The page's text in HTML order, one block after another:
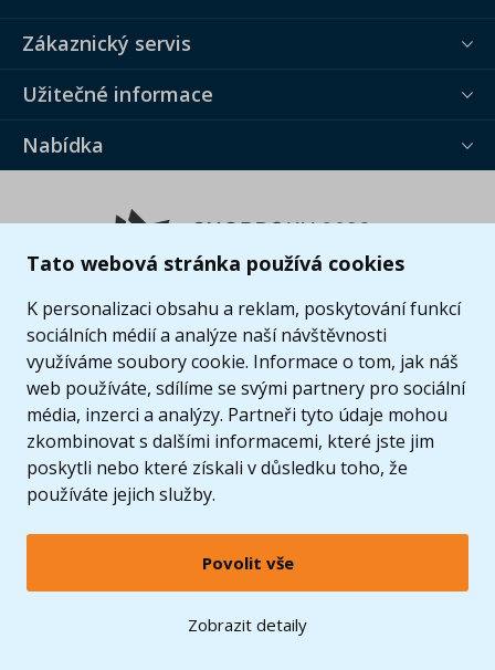
Tato webová stránka používá cookies
K personalizaci obsahu a reklam, poskytování funkcí
sociálních médií a analýze naší návštěvnosti
využíváme soubory cookie. Informace o tom, jak náš
web používáte, sdílíme se svými partnery pro sociální
média, inzerci a analýzy. Partneři tyto údaje mohou
zkombinovat s dalšími informacemi, které jste jim
poskytli nebo které získali v důsledku toho, že
používáte jejich služby.
Povolit vše
Zobrazit detaily
Zákaznický servis
Užitečné informace
Nabídka
© 2005 - 2026 Copyright 4kids.cz
LEGO, logo LEGO a minifigurka jsou ochrannými známkami společnosti LEGO Group. ©
2024 The LEGO Group.